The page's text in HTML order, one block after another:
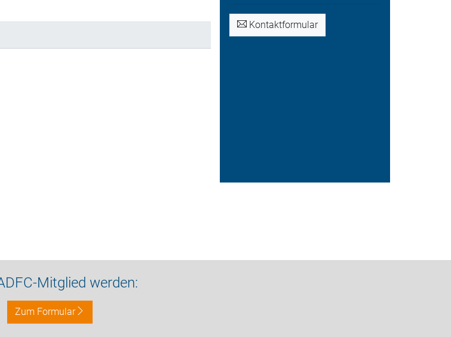
Kontaktformular
Mitglied werden:
Zum Formular